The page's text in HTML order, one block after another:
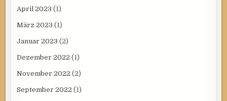
April 2023 (1)
März 2023 (1)
Januar 2023 (2)
Dezember 2022 (1)
November 2022 (2)
September 2022 (1)